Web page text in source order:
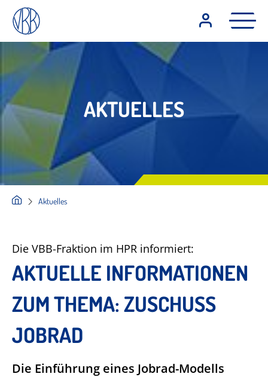
AKTUELLES
Aktuelles
Die VBB-Fraktion im HPR informiert:
AKTUELLE INFORMATIONEN
ZUM THEMA: ZUSCHUSS
JOBRAD
Die Einführung eines Jobrad-Modells